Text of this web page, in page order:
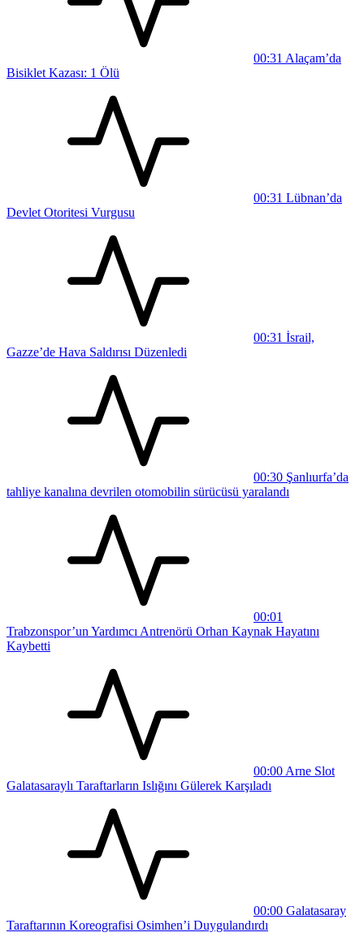
00:31 Alaçam’da
Bisiklet Kazası: 1 Ölü
00:31 Lübnan’da
Devlet Otoritesi Vurgusu
00:31 İsrail,
Gazze’de Hava Saldırısı Düzenledi
00:30 Şanlıurfa’da
tahliye kanalına devrilen otomobilin sürücüsü yaralandı
00:01
Trabzonspor’un Yardımcı Antrenörü Orhan Kaynak Hayatını
Kaybetti
00:00 Arne Slot
Galatasaraylı Taraftarların Islığını Gülerek Karşıladı
00:00 Galatasaray
Taraftarının Koreografisi Osimhen’i Duygulandırdı